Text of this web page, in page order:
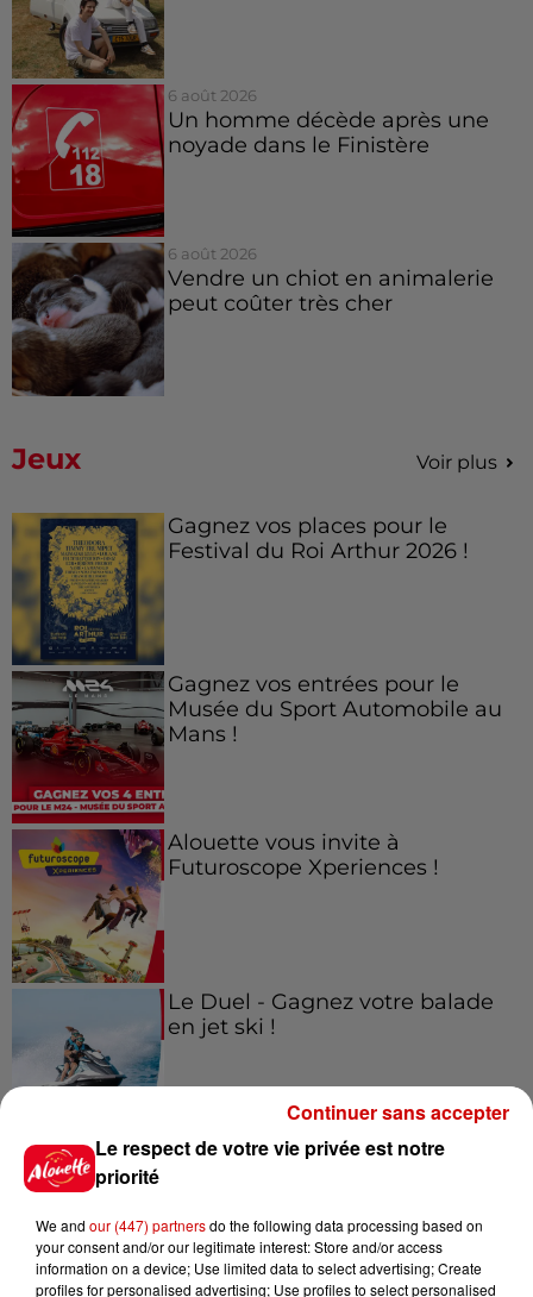
6 août 2026
Un homme décède après une
noyade dans le Finistère
6 août 2026
Vendre un chiot en animalerie
peut coûter très cher
Jeux Voir plus
Gagnez vos places pour le
Festival du Roi Arthur 2026 !
Gagnez vos entrées pour le
Musée du Sport Automobile au
Mans !
Alouette vous invite à
Futuroscope Xperiences !
Le Duel - Gagnez votre balade
en jet ski !
Podcasts
Kelly Massol, figure
Le respect de votre vie privée est notre
priorité
We and our (447) partnersdo the following data processing based on
your consent and/or our legitimate interest: Store and/or access
information on a device; Use limited data to select advertising; Create
profiles for personalised advertising; Use profiles to select personalised
Continuer sans accepter